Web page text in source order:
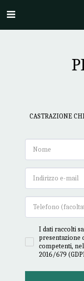
CASTRAZIONE
I dati raccolti
presentazione
competenti,
2016/679